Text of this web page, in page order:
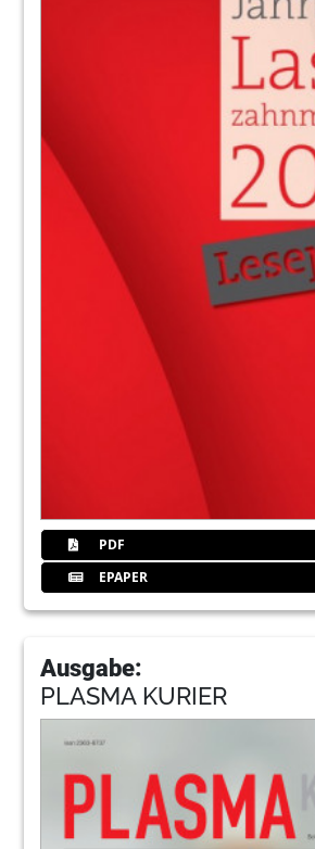
PDF
EPAPER
Ausgabe:
PLASMA KURIER